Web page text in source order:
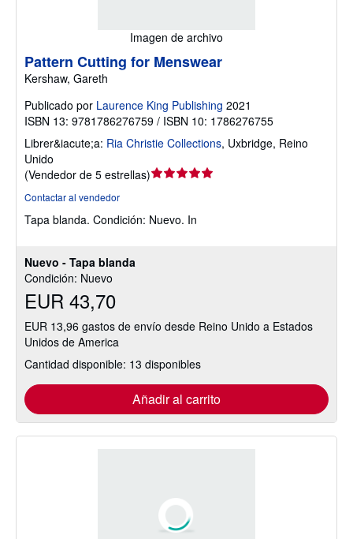
Imagen de archivo
Nuevo - Tapa blanda
Condición: Nuevo
EUR 43,70
EUR 13,96 gastos de envío desde Reino Unido a Estados
Unidos de America
Cantidad disponible: 13 disponibles
Añadir al carrito
Pattern Cutting for Menswear
Kershaw, Gareth
Publicado por Laurence King Publishing 2021
ISBN 13: 9781786276759 / ISBN 10: 1786276755
Librer&iacute;a: Ria Christie Collections, Uxbridge, Reino
Unido
(Vendedor de 5 estrellas)Calificación
5
Contactar al vendedor
Tapa blanda. Condición: Nuevo. In